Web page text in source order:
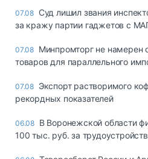
07.08 Суд лишил звания
за кражу партии гаджетов с
07.08 Минпромторг не намерен
товаров для параллельного
07.08 Экспорт растворимого
рекордных показателей
06.08 В Воронежской области
100 тыс. руб. за